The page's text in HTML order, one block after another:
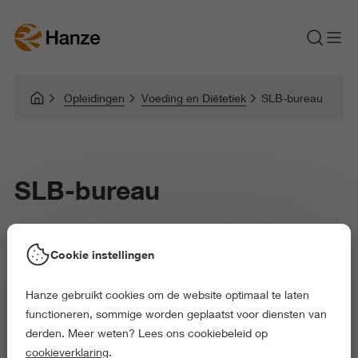
Opleidingen Voeding en Diëtetiek SLB-bureau
SLB-bureau
Gezondheid en Sport
In hetstudieloopbaanbegeleidingstrajectwordt aandacht besteed
aan je individuele studievoortgang, aan de ontwikkeling van je
Cookie instellingen
Hanze gebruikt cookies om de website optimaal te laten
functioneren, sommige worden geplaatst voor diensten van
derden. Meer weten? Lees ons cookiebeleid op
cookieverklaring.